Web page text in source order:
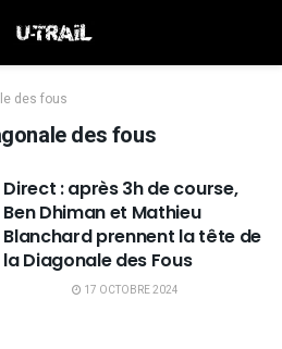
des fous
des fous
Direct : après 3h de course,
Ben Dhiman et Mathieu
Blanchard prennent la tête de
la Diagonale des Fous
17 OCTOBRE 2024